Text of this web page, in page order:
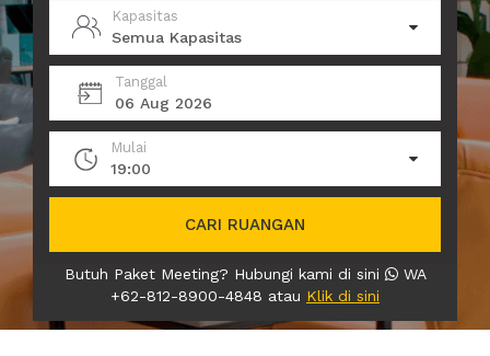
Kapasitas
Semua Kapasitas
Tanggal
06 Aug 2026
Mulai
19:00
CARI RUANGAN
Butuh Paket Meeting? Hubungi kami di sini
WA
+62-812-8900-4848 atau Klik di sini